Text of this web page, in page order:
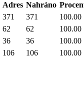
Adres Nahráno
371 371
100.00
62 62
100.00
36 36
100.00
106 106 100.00